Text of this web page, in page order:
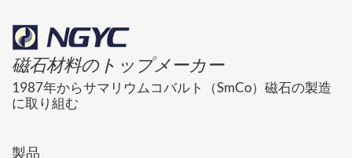
磁石材料のトップメーカー
1987年からサマリウムコバルト（SmCo）磁石の製造
に取り組む
製品